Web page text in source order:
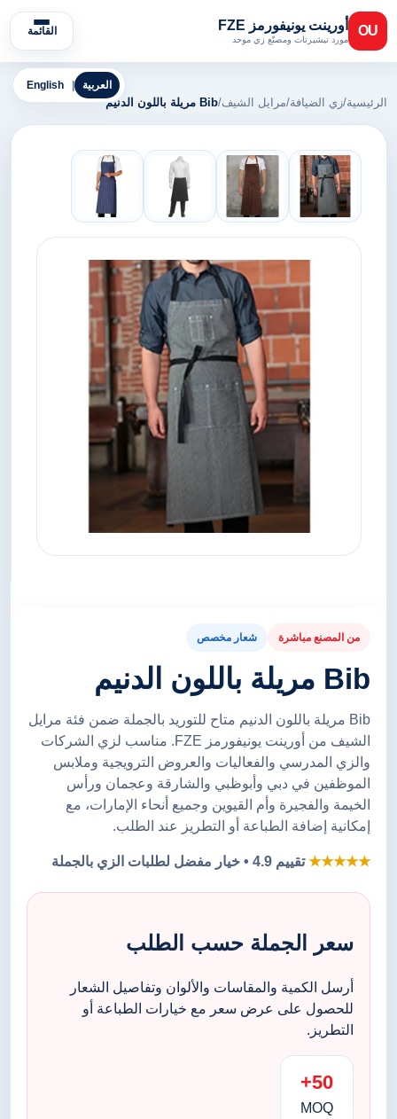
OU أورينت يونيفورمز FZE
مورد تيشيرتات ومصنّع زي موحد
القائمة
English العربية
الرئيسية/زي الضيافة/مرايل الشيف/Bib مريلة باللون الدنيم
من المصنع مباشرة شعار مخصص
Bib مريلة باللون الدنيم
Bib مريلة باللون الدنيم متاح للتوريد بالجملة ضمن فئة مرايل
الشيف من أورينت يونيفورمز FZE. مناسب لزي الشركات
والزي المدرسي والفعاليات والعروض الترويجية وملابس
الموظفين في دبي وأبوظبي والشارقة وعجمان ورأس
الخيمة والفجيرة وأم القيوين وجميع أنحاء الإمارات، مع
إمكانية إضافة الطباعة أو التطريز عند الطلب.
★★★★★تقييم 4.9 • خيار مفضل لطلبات الزي بالجملة
سعر الجملة حسب الطلب
أرسل الكمية والمقاسات والألوان وتفاصيل الشعار
للحصول على عرض سعر مع خيارات الطباعة أو
التطريز.
50+
MOQ